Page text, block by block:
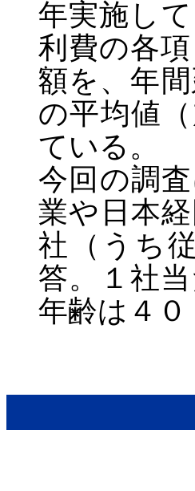
年実施し
利費の各
額を、年
の平均値
ている。
今回の調
業や日本
社（うち
答。１社
年齢は４